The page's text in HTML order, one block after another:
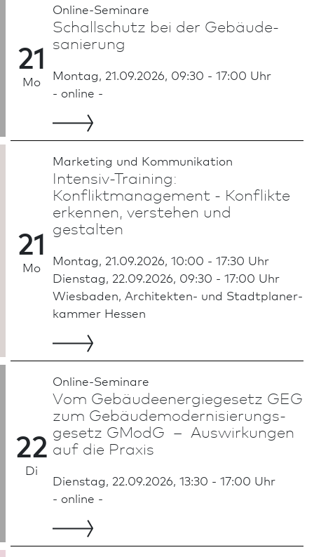
21
Mo
Online-Seminare
Schallschutz bei der Gebäude­
sanierung
Montag, 21.09.2026, 09:30 - 17:00 Uhr
- online -
21
Mo
Marketing und Kommunikation
Intensiv-Training:
Konfliktmanagement - Konflikte
erkennen, verstehen und
gestalten
Montag, 21.09.2026, 10:00 - 17:30 Uhr
Dienstag, 22.09.2026, 09:30 - 17:00 Uhr
Wies­ba­den, Architekten- und Stadt­planer­
kammer Hessen
22
Di
Online-Seminare
Vom Gebäudeenergiegesetz GEG
zum Gebäude­moder­nisie­rungs­
ge­setz GModG – Auswirkungen
auf die Praxis
Dienstag, 22.09.2026, 13:30 - 17:00 Uhr
- online -